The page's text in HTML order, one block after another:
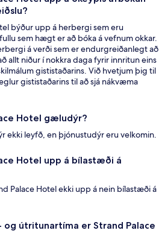
býður upp á herbergi sem eru
sem hægt er að bóka á vefnum okkar.
á verði sem er endurgreiðanlegt að
allt niður í nokkra daga fyrir innritun eins
gististaðarins. Við hvetjum þig til
gististaðarins til að sjá nákvæma
Hotel gæludýr?
ekki leyfð, en þjónustudýr eru velkomin.
Hotel upp á bílastæði á
Palace Hotel ekki upp á nein bílastæði á
og útritunartíma er Strand Palace